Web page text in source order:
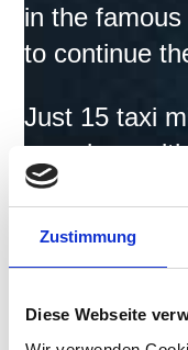
Zustimmung
Diese Webseite
in the
to continue
Just 15 taxi
we, along
your hosts at
Dazzling
remember.
Have some